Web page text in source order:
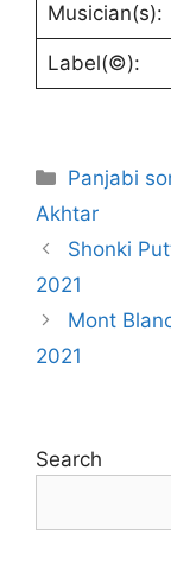
Musician(s):
Label(©):
Categories
Panjabi
Akhtar
Shonki
2021
Mont
2021
Search